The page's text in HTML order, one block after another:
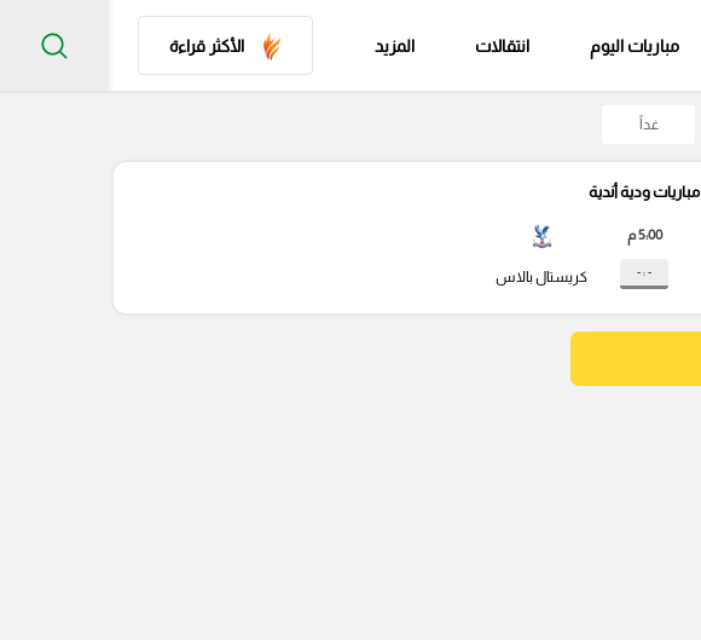
مباريات اليوم انتقالات المزيد الأكثر قراءة
غداً
مباريات ودية أندية
5:00 م
- : - كريستال بالاس